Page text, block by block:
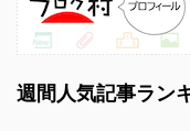
週間人気記事ラン